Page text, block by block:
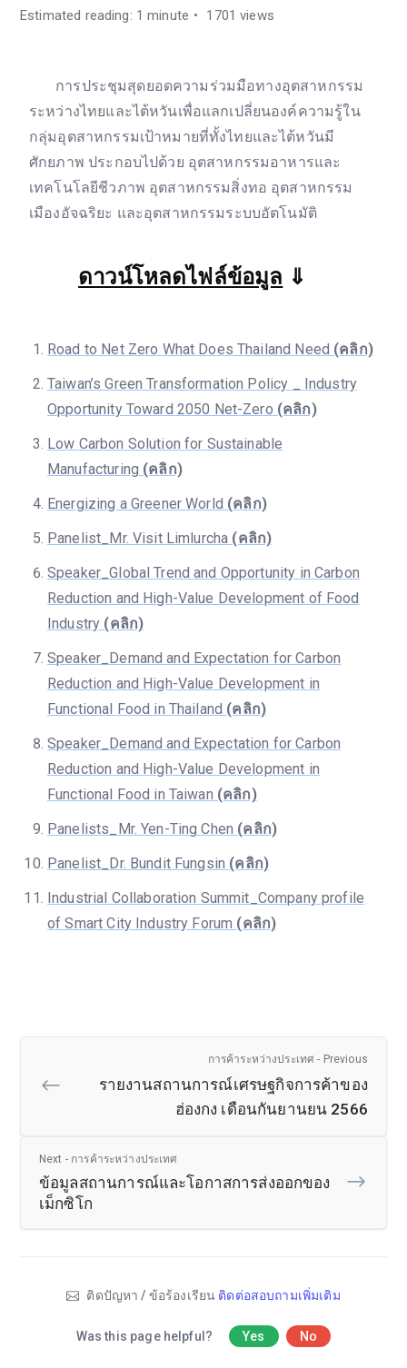
Estimated reading: 1 minute 1701 views
การประชุมสุดยอดความร่วมมือทางอุตสาหกรรม
ระหว่างไทยและไต้หวันเพื่อแลกเปลี่ยนองค์ความรู้ใน
กลุ่มอุตสาหกรรมเป้าหมายที่ทั้งไทยและไต้หวันมี
ศักยภาพ ประกอบไปด้วย อุตสาหกรรมอาหารและ
เทคโนโลยีชีวภาพ อุตสาหกรรมสิ่งทอ อุตสาหกรรม
เมืองอัจฉริยะ และอุตสาหกรรมระบบอัตโนมัติ
ดาวน์โหลดไฟล์ข้อมูล ⇓
Road to Net Zero What Does Thailand Need (คลิก)
Taiwan’s Green Transformation Policy _ Industry
Opportunity Toward 2050 Net-Zero (คลิก)
Low Carbon Solution for Sustainable
Manufacturing (คลิก)
Energizing a Greener World (คลิก)
Panelist_Mr. Visit Limlurcha (คลิก)
Speaker_Global Trend and Opportunity in Carbon
Reduction and High-Value Development of Food
Industry (คลิก)
Speaker_Demand and Expectation for Carbon
Reduction and High-Value Development in
Functional Food in Thailand (คลิก)
Speaker_Demand and Expectation for Carbon
Reduction and High-Value Development in
Functional Food in Taiwan (คลิก)
Panelists_Mr. Yen-Ting Chen (คลิก)
Panelist_Dr. Bundit Fungsin (คลิก)
Industrial Collaboration Summit_Company profile
of Smart City Industry Forum (คลิก)
การค้าระหว่างประเทศ - Previous
รายงานสถานการณ์เศรษฐกิจการค้าของ
ฮ่องกง เดือนกันยานยน 2566
Next - การค้าระหว่างประเทศ
ข้อมูลสถานการณ์และโอกาสการส่งออกของ
เม็กซิโก
ติดปัญหา / ข้อร้องเรียน ติดต่อสอบถามเพิ่มเติม
Was this page helpful? Yes No